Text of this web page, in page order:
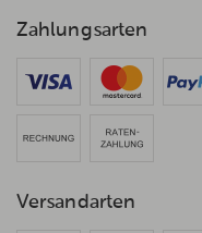
Zahlungsarten
Versandarten